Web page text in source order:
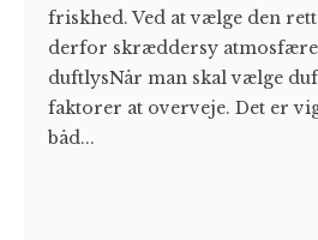
friskhed. Ved at vælge den
derfor skræddersy
duftlysNår man skal vælge
faktorer at overveje. Det er
båd...